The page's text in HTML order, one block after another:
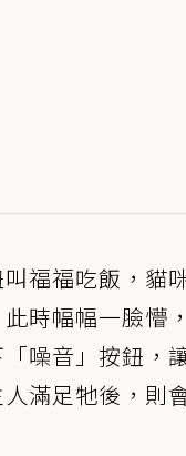
福福吃飯，貓
時幅幅一臉懵
噪音」按鈕，
人滿足牠後，